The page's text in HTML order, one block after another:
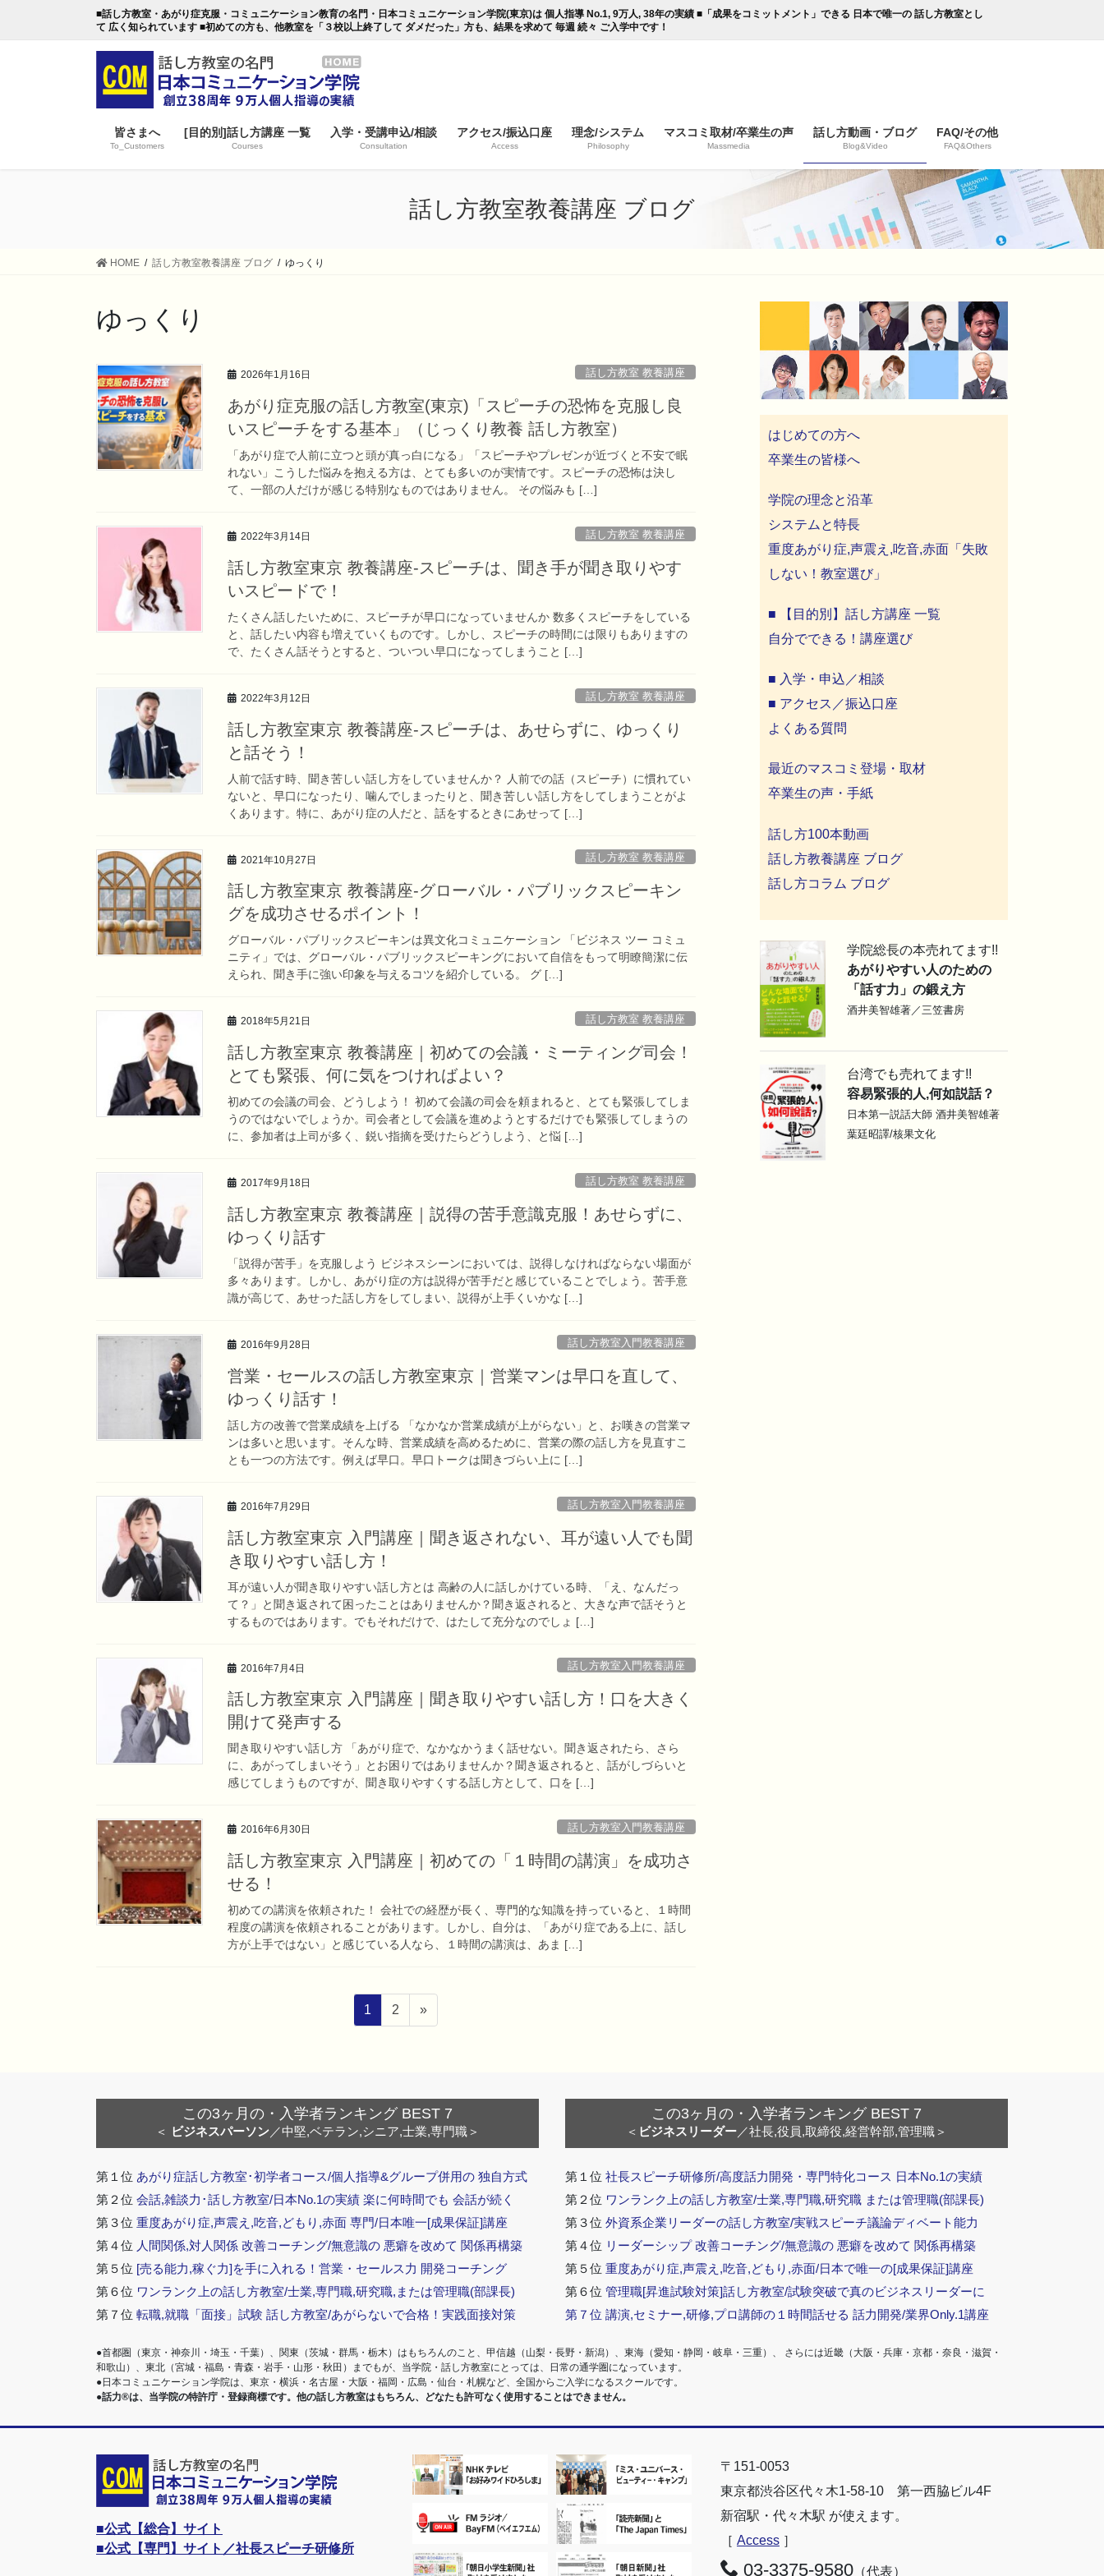
■話し方教室・あがり症克服・コミュニケーション教育の名門・日本コミュニケーション学院(東京)は 個人指導 No.1, 9万人, 38年の実績 ■「成果をコミットメント」できる 日本で唯一の 話し方教室とし
て 広く知られています ■初めての方も、他教室を「３校以上終了して ダメだった」方も、結果を求めて 毎週 続々 ご入学中です！
皆さまへ
To_Customers
[目的別]話し方講座 一覧
Courses
入学・受講申込/相談
Consultation
アクセス/振込口座
Access
理念/システム
Philosophy
マスコミ取材/卒業生の声
Massmedia
話し方動画・ブログ
Blog&Video
FAQ/その他
FAQ&Others
話し方教室教養講座 ブログ
HOME 話し方教室教養講座 ブログ ゆっくり
ゆっくり
2026年1月16日 話し方教室 教養講座
あがり症克服の話し方教室(東京)「スピーチの恐怖を克服し良
いスピーチをする基本」（じっくり教養 話し方教室）
「あがり症で人前に立つと頭が真っ白になる」「スピーチやプレゼンが近づくと不安で眠
れない」こうした悩みを抱える方は、とても多いのが実情です。スピーチの恐怖は決し
て、一部の人だけが感じる特別なものではありません。 その悩みも […]
2022年3月14日 話し方教室 教養講座
話し方教室東京 教養講座-スピーチは、聞き手が聞き取りやす
いスピードで！
たくさん話したいために、スピーチが早口になっていませんか 数多くスピーチをしている
と、話したい内容も増えていくものです。しかし、スピーチの時間には限りもありますの
で、たくさん話そうとすると、ついつい早口になってしまうこと […]
2022年3月12日 話し方教室 教養講座
話し方教室東京 教養講座-スピーチは、あせらずに、ゆっくり
と話そう！
人前で話す時、聞き苦しい話し方をしていませんか？ 人前での話（スピーチ）に慣れてい
ないと、早口になったり、噛んでしまったりと、聞き苦しい話し方をしてしまうことがよ
くあります。特に、あがり症の人だと、話をするときにあせって […]
2021年10月27日 話し方教室 教養講座
話し方教室東京 教養講座-グローバル・パブリックスピーキン
グを成功させるポイント！
グローバル・パブリックスピーキンは異文化コミュニケーション 「ビジネス ツー コミュ
ニティ」では、グローバル・パブリックスピーキングにおいて自信をもって明瞭簡潔に伝
えられ、聞き手に強い印象を与えるコツを紹介している。 グ […]
2018年5月21日 話し方教室 教養講座
話し方教室東京 教養講座｜初めての会議・ミーティング司会！
とても緊張、何に気をつければよい？
初めての会議の司会、どうしよう！ 初めて会議の司会を頼まれると、とても緊張してしま
うのではないでしょうか。司会者として会議を進めようとするだけでも緊張してしまうの
に、参加者は上司が多く、鋭い指摘を受けたらどうしよう、と悩 […]
2017年9月18日 話し方教室 教養講座
話し方教室東京 教養講座｜説得の苦手意識克服！あせらずに、
ゆっくり話す
「説得が苦手」を克服しよう ビジネスシーンにおいては、説得しなければならない場面が
多々あります。しかし、あがり症の方は説得が苦手だと感じていることでしょう。苦手意
識が高じて、あせった話し方をしてしまい、説得が上手くいかな […]
2016年9月28日 話し方教室入門教養講座
営業・セールスの話し方教室東京｜営業マンは早口を直して、
ゆっくり話す！
話し方の改善で営業成績を上げる 「なかなか営業成績が上がらない」と、お嘆きの営業マ
ンは多いと思います。そんな時、営業成績を高めるために、営業の際の話し方を見直すこ
とも一つの方法です。例えば早口。早口トークは聞きづらい上に […]
2016年7月29日 話し方教室入門教養講座
話し方教室東京 入門講座｜聞き返されない、耳が遠い人でも聞
き取りやすい話し方！
耳が遠い人が聞き取りやすい話し方とは 高齢の人に話しかけている時、「え、なんだっ
て？」と聞き返されて困ったことはありませんか？聞き返されると、大きな声で話そうと
するものではあります。でもそれだけで、はたして充分なのでしょ […]
2016年7月4日 話し方教室入門教養講座
話し方教室東京 入門講座｜聞き取りやすい話し方！口を大きく
開けて発声する
聞き取りやすい話し方 「あがり症で、なかなかうまく話せない。聞き返されたら、さら
に、あがってしまいそう」とお困りではありませんか？聞き返されると、話がしづらいと
感じてしまうものですが、聞き取りやすくする話し方として、口を […]
2016年6月30日 話し方教室入門教養講座
話し方教室東京 入門講座｜初めての「１時間の講演」を成功さ
せる！
初めての講演を依頼された！ 会社での経歴が長く、専門的な知識を持っていると、１時間
程度の講演を依頼されることがあります。しかし、自分は、「あがり症である上に、話し
方が上手ではない」と感じている人なら、１時間の講演は、あま […]
ー
ペ
ー
1
ペ
ー
2 »
はじめての方へ
卒業生の皆様へ
学院の理念と沿革
システムと特長
重度あがり症,声震え,吃音,赤面「失敗
しない！教室選び」
■ 【目的別】話し方講座 一覧
自分でできる！講座選び
■ 入学・申込／相談
■ アクセス／振込口座
よくある質問
最近のマスコミ登場・取材
卒業生の声・手紙
話し方100本動画
話し方教養講座 ブログ
話し方コラム ブログ
学院総長の本売れてます!!
あがりやすい人のための
「話す力」の鍛え方
酒井美智雄著／三笠書房
台湾でも売れてます!!
容易緊張的人,何如説話？
日本第一説話大師 酒井美智雄著
葉廷昭譯/核果文化
この3ヶ月の・入学者ランキング BEST 7
＜ ビジネスパーソン／中堅,ベテラン,シニア,士業,専門職＞
第１位 あがり症話し方教室･初学者コース/個人指導&グループ併用の 独自方式
第２位 会話,雑談力･話し方教室/日本No.1の実績 楽に何時間でも 会話が続く
第３位 重度あがり症,声震え,吃音,どもり,赤面 専門/日本唯一[成果保証]講座
第４位 人間関係,対人関係 改善コーチング/無意識の 悪癖を改めて 関係再構築
第５位 [売る能力,稼ぐ力]を手に入れる！営業・セールス力 開発コーチング
第６位 ワンランク上の話し方教室/士業,専門職,研究職,または管理職(部課長)
第７位 転職,就職「面接」試験 話し方教室/あがらないで合格！実践面接対策
この3ヶ月の・入学者ランキング BEST 7
＜ ビジネスリーダー／社長,役員,取締役,経営幹部,管理職＞
第１位 社長スピーチ研修所/高度話力開発・専門特化コース 日本No.1の実績
第２位 ワンランク上の話し方教室/士業,専門職,研究職 または管理職(部課長)
第３位 外資系企業リーダーの話し方教室/実戦スピーチ議論ディベート能力
第４位 リーダーシップ 改善コーチング/無意識の 悪癖を改めて 関係再構築
第５位 重度あがり症,声震え,吃音,どもり,赤面/日本で唯一の[成果保証]講座
第６位 管理職[昇進試験対策]話し方教室/試験突破で真のビジネスリーダーに
第７位 講演,セミナー,研修,プロ講師の１時間話せる 話力開発/業界Only.1講座
●首都圏（東京・神奈川・埼玉・千葉）、関東（茨城・群馬・栃木）はもちろんのこと、甲信越（山梨・長野・新潟）、東海（愛知・静岡・岐阜・三重）、 さらには近畿（大阪・兵庫・京都・奈良・滋賀・
和歌山）、東北（宮城・福島・青森・岩手・山形・秋田）までもが、当学院・話し方教室にとっては、日常の通学圏になっています。
●日本コミュニケーション学院は、東京・横浜・名古屋・大阪・福岡・広島・仙台・札幌など、全国からご入学になるスクールです。
●話力®は、当学院の特許庁・登録商標です。他の話し方教室はもちろん、どなたも許可なく使用することはできません。
■公式【総合】サイト
■公式【専門】サイト／社長スピーチ研修所
〒151-0053
東京都渋谷区代々木1-58-10 第一西脇ビル4F
新宿駅・代々木駅 が使えます。
［ Access］
03-3375-9580（代表）